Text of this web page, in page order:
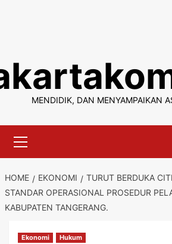
content
MENDIDIK, DAN MENYAMPAIKAN
Menu
HOME EKONOMI
TURUT BERDUKA
STANDAR OPERASIONAL PROSEDUR
KABUPATEN TANGERANG.
Ekonomi Hukum